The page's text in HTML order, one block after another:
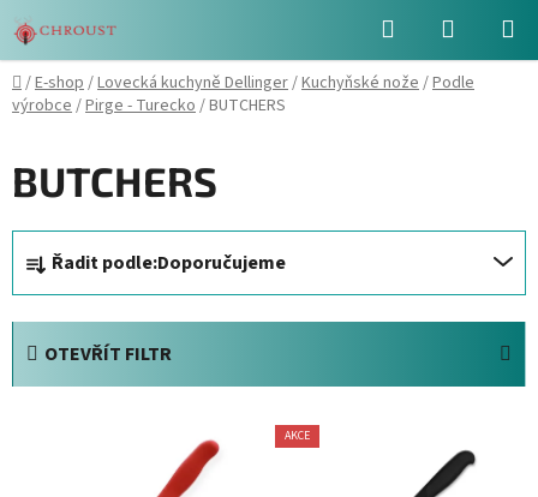
na
obsah
Hledat
KOŠÍK
Domů
/E-shop/Lovecká kuchyně Dellinger/Kuchyňské nože/Podle
výrobce/Pirge - Turecko/BUTCHERS
BUTCHERS
a
z
Řadit podle:Doporučujeme
OTEVŘÍT FILTR
AKCE